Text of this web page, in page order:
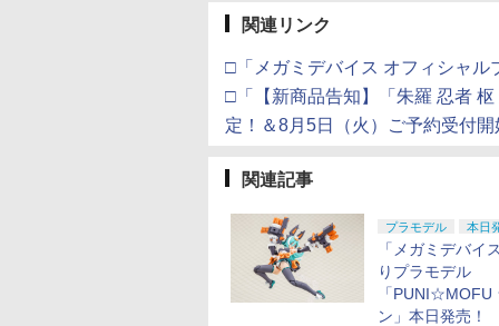
関連リンク
□「メガミデバイス オフィシャル
□「【新商品告知】「朱羅 忍者
定！＆8月5日（火）ご予約受付
関連記事
プラモデル 本日
「メガミデバイ
りプラモデル
「PUNI☆MOFU
ン」本日発売！